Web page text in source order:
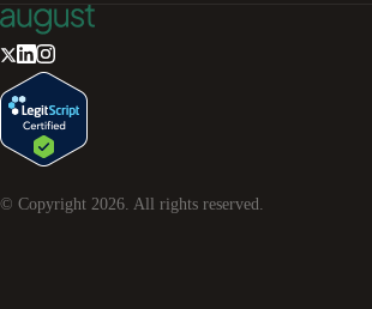
© Copyright 2026 . All rights reserved.